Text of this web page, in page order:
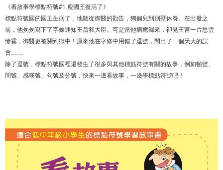
《看故事學標點符號#1 瘦國王復活了》
標點符號國的國王生病了，他聽從御醫的勸告，獨個兒到別墅休養。在出發之
前，他匆匆寫下了字條通知王后和大臣。可是當他病癒歸來，卻見王宮一片愁雲
慘霧，御醫更被關到獄中！原來他在字條中用錯了逗號，閙出了一個天大的誤
會……
除了逗號，標點符號國裡還發生了很多與其他標點符號有關的故事，例如頓號、
問號、感嘆號、句號及分號，快來一邊看故事，一邊學標點符號吧！